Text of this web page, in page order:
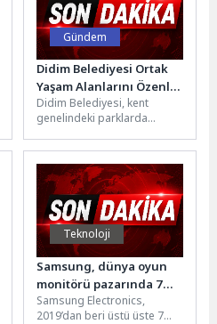
Gündem
Didim Belediyesi Ortak
Yaşam Alanlarını Özenle
Koruyor
Didim Belediyesi, kent
genelindeki parklarda
çalışmalarıyla ortak yaşam
alanlarını daha güvenli,...
Teknoloji
Samsung, dünya oyun
monitörü pazarında 7
yıldır liderliğini koruyor
Samsung Electronics,
2019’dan beri üstü üste 7